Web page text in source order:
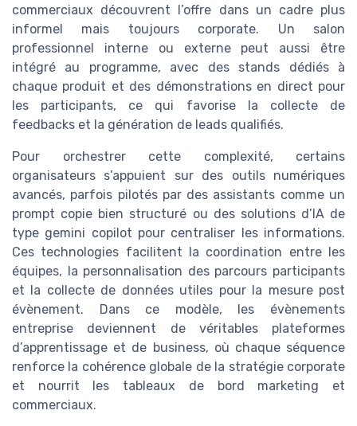
commerciaux découvrent l’offre dans un cadre plus
informel mais toujours corporate. Un salon
professionnel interne ou externe peut aussi être
intégré au programme, avec des stands dédiés à
chaque produit et des démonstrations en direct pour
les participants, ce qui favorise la collecte de
feedbacks et la génération de leads qualifiés.
Pour orchestrer cette complexité, certains
organisateurs s’appuient sur des outils numériques
avancés, parfois pilotés par des assistants comme un
prompt copie bien structuré ou des solutions d’IA de
type gemini copilot pour centraliser les informations.
Ces technologies facilitent la coordination entre les
équipes, la personnalisation des parcours participants
et la collecte de données utiles pour la mesure post
évènement. Dans ce modèle, les évènements
entreprise deviennent de véritables plateformes
d’apprentissage et de business, où chaque séquence
renforce la cohérence globale de la stratégie corporate
et nourrit les tableaux de bord marketing et
commerciaux.